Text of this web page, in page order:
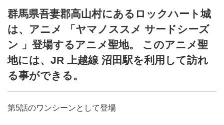
群馬県吾妻郡高山村にあるロックハート城
は、アニメ 「ヤマノススメ サードシーズ
ン 」登場するアニメ聖地。 このアニメ聖
地には、JR 上越線 沼田駅を利用して訪れ
る事ができる。
第5話のワンシーンとして登場